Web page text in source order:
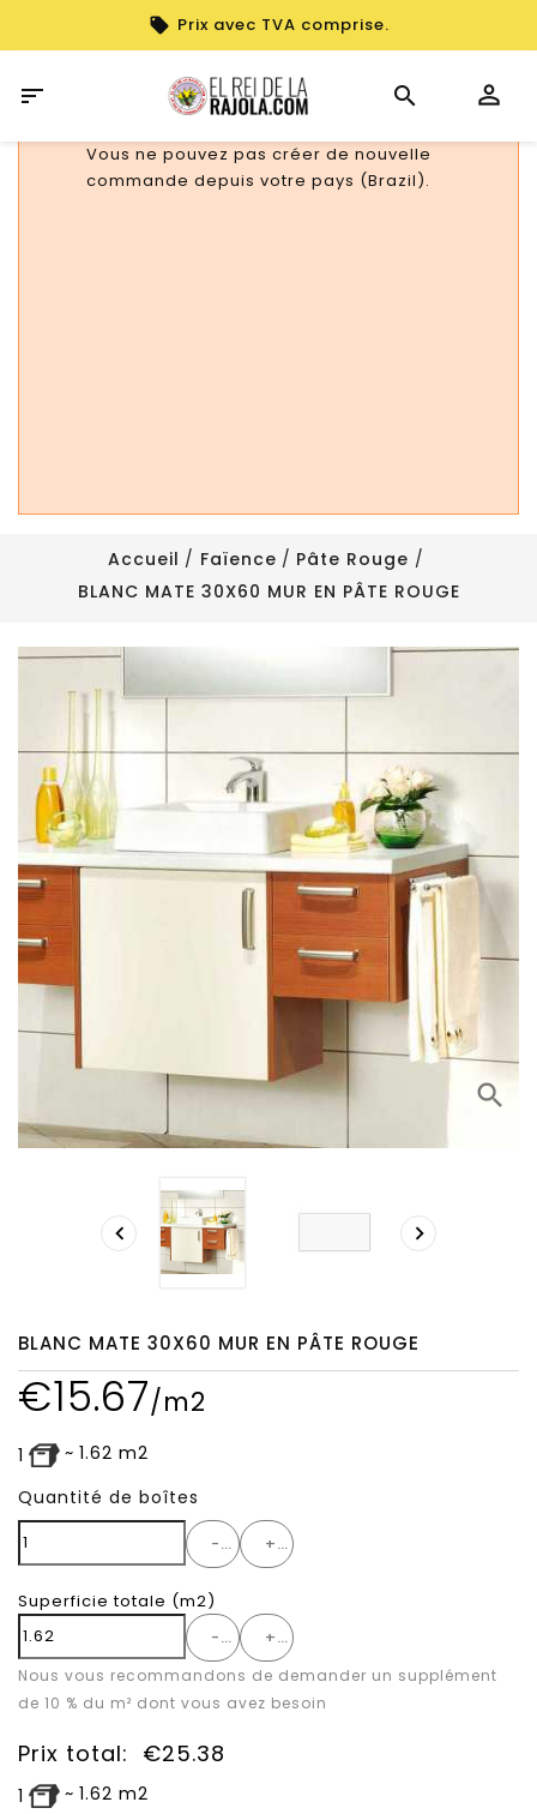
Prix avec TVA comprise.

Vous ne pouvez pas créer de nouvelle
commande depuis votre pays (Brazil).
Accueil Faïence
Pâte Rouge
BLANC MATE 30X60 MUR EN PÂTE ROUGE
search
 
BLANC MATE 30X60 MUR EN PÂTE ROUGE
€15.67/m2
1 ~ 1.62 m2
Quantité de boîtes
- +
Superficie totale (m2)
-
+
Nous vous recommandons de demander un supplément
de 10 % du m² dont vous avez besoin
Prix total: €25.38
1 ~ 1.62 m2